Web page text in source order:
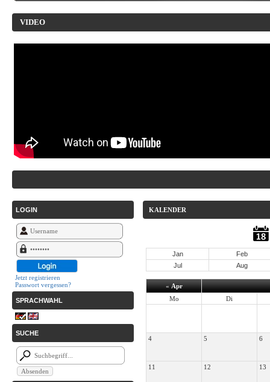
VIDEO
LOGIN
Jetzt registrieren
Passwort vergessen?
SPRACHWAHL
SUCHE
KALENDER
Jan
Feb
Jul
Aug
«Apr
Mo
Di
4 5 6
11 12 13